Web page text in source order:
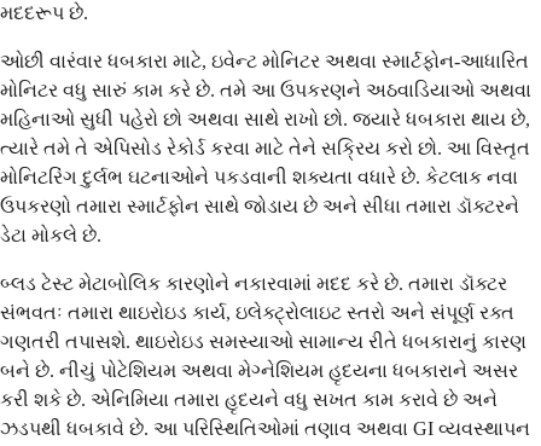
મદદરૂપ છે.
ઓછી વારંવાર ધબકારા માટે, ઇવેન્ટ મોનિટર અથવા સ્માર્ટફોન-આધારિત
મોનિટર વધુ સારું કામ કરે છે. તમે આ ઉપકરણને અઠવાડિયાઓ અથવા
મહિનાઓ સુધી પહેરો છો અથવા સાથે રાખો છો. જ્યારે ધબકારા થાય છે,
ત્યારે તમે તે એપિસોડ રેકોર્ડ કરવા માટે તેને સક્રિય કરો છો. આ વિસ્તૃત
મોનિટરિંગ દુર્લભ ઘટનાઓને પકડવાની શક્યતા વધારે છે. કેટલાક નવા
ઉપકરણો તમારા સ્માર્ટફોન સાથે જોડાય છે અને સીધા તમારા ડૉક્ટરને
ડેટા મોકલે છે.
બ્લડ ટેસ્ટ મેટાબોલિક કારણોને નકારવામાં મદદ કરે છે. તમારા ડૉક્ટર
સંભવતઃ તમારા થાઇરોઇડ કાર્ય, ઇલેક્ટ્રોલાઇટ સ્તરો અને સંપૂર્ણ રક્ત
ગણતરી તપાસશે. થાઇરોઇડ સમસ્યાઓ સામાન્ય રીતે ધબકારાનું કારણ
બને છે. નીચું પોટેશિયમ અથવા મેગ્નેશિયમ હૃદયના ધબકારાને અસર
કરી શકે છે. એનિમિયા તમારા હૃદયને વધુ સખત કામ કરાવે છે અને
ઝડપથી ધબકાવે છે. આ પરિસ્થિતિઓમાં તણાવ અથવા GI વ્યવસ્થાપન